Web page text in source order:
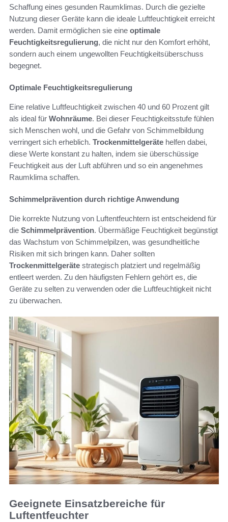
Schaffung eines gesunden Raumklimas. Durch die gezielte
Nutzung dieser Geräte kann die ideale Luftfeuchtigkeit erreicht
werden. Damit ermöglichen sie eine optimale
Feuchtigkeitsregulierung, die nicht nur den Komfort erhöht,
sondern auch einem ungewollten Feuchtigkeitsüberschuss
begegnet.
Optimale Feuchtigkeitsregulierung
Eine relative Luftfeuchtigkeit zwischen 40 und 60 Prozent gilt
als ideal für Wohnräume. Bei dieser Feuchtigkeitsstufe fühlen
sich Menschen wohl, und die Gefahr von Schimmelbildung
verringert sich erheblich. Trockenmittelgeräte helfen dabei,
diese Werte konstant zu halten, indem sie überschüssige
Feuchtigkeit aus der Luft abführen und so ein angenehmes
Raumklima schaffen.
Schimmelprävention durch richtige Anwendung
Die korrekte Nutzung von Luftentfeuchtern ist entscheidend für
die Schimmelprävention. Übermäßige Feuchtigkeit begünstigt
das Wachstum von Schimmelpilzen, was gesundheitliche
Risiken mit sich bringen kann. Daher sollten
Trockenmittelgeräte strategisch platziert und regelmäßig
entleert werden. Zu den häufigsten Fehlern gehört es, die
Geräte zu selten zu verwenden oder die Luftfeuchtigkeit nicht
zu überwachen.
Geeignete Einsatzbereiche für
Luftentfeuchter